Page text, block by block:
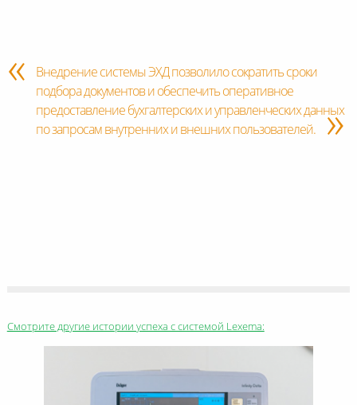
Внедрение системы ЭХД позволило сократить сроки
подбора документов и обеспечить оперативное
предоставление бухгалтерских и управленческих данных
по запросам внутренних и внешних пользователей.»
Смотрите другие истории успеха с системой Lexema: